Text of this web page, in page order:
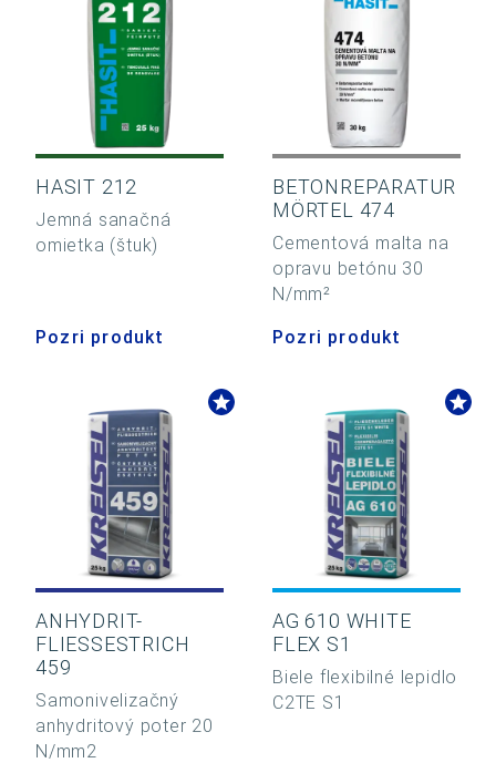
HASIT 212
Jemná sanačná
omietka (štuk)
Pozri produkt
BETONREPARATUR
MÖRTEL 474
Cementová malta na
opravu betónu 30
N/mm²
Pozri produkt
ANHYDRIT-
FLIESSESTRICH
459
Samonivelizačný
anhydritový poter 20
N/mm2
AG 610 WHITE
FLEX S1
Biele flexibilné lepidlo
C2TE S1